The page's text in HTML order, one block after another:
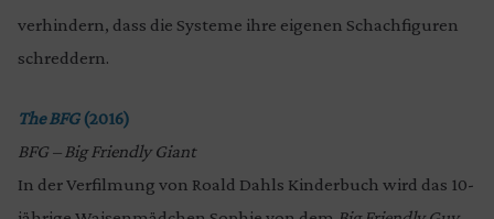
verhindern, dass die Systeme ihre eigenen Schachfiguren
schreddern.
The BFG(2016)
BFG – Big Friendly Giant
In der Verfilmung von Roald Dahls Kinderbuch wird das 10-